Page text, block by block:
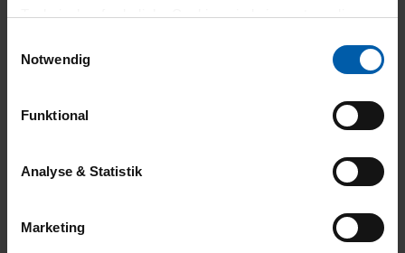
Technisch erforderliche Cookies sind eine notwendige
grundlegende Funktionen wie etwa zur Auswahl und
gewährleisten.
Für die Darstellung personalisierter Angebote, Anzeigen
und Inhalte aufgrund Ihres Nutzerverhaltens und Ihres
Zwecke zur Analyse und Optimierung unserer
Notwendig
Funktional
Analyse & Statistik
Marketing
23.07.2026
haben.
23.07.2026